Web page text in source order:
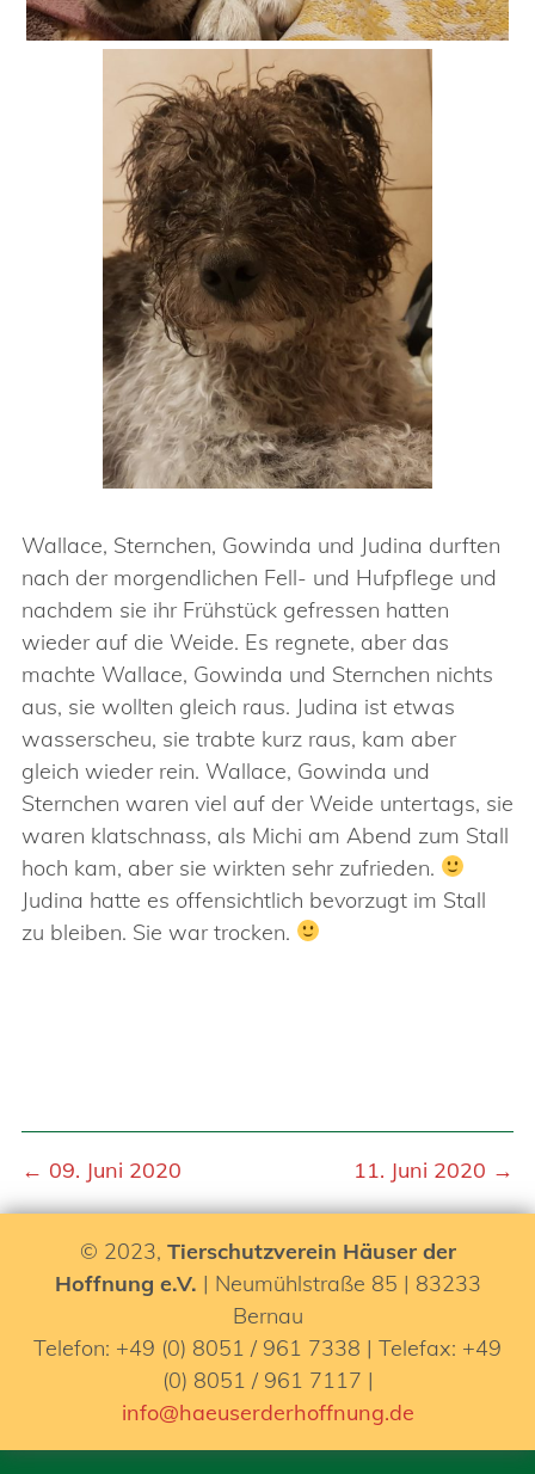
Wallace, Sternchen, Gowinda und Judina durften
nach der morgendlichen Fell- und Hufpflege und
nachdem sie ihr Frühstück gefressen hatten
wieder auf die Weide. Es regnete, aber das
machte Wallace, Gowinda und Sternchen nichts
aus, sie wollten gleich raus. Judina ist etwas
wasserscheu, sie trabte kurz raus, kam aber
gleich wieder rein. Wallace, Gowinda und
Sternchen waren viel auf der Weide untertags, sie
waren klatschnass, als Michi am Abend zum Stall
hoch kam, aber sie wirkten sehr zufrieden.
Judina hatte es offensichtlich bevorzugt im Stall
zu bleiben. Sie war trocken.
← 09. Juni 2020 11. Juni 2020 →
© 2023, Tierschutzverein Häuser der
Hoffnung e.V. | Neumühlstraße 85 | 83233
Bernau
Telefon: +49 (0) 8051 / 961 7338 | Telefax: +49
(0) 8051 / 961 7117 |
info@haeuserderhoffnung.de